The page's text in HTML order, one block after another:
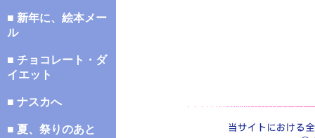
■ 新年に、絵本メー
ル
■ チョコレート・ダ
イエット
■ ナスカへ
■ 夏、祭りのあと